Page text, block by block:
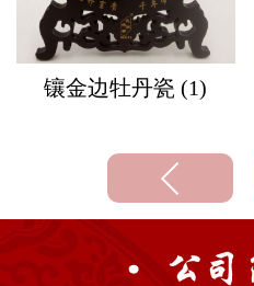
镶金边牡丹瓷 (1)